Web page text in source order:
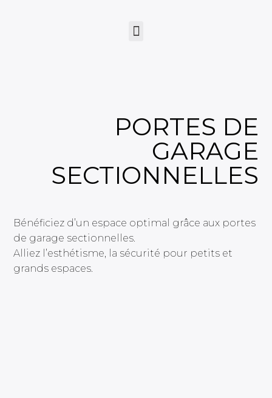
PORTES DE
GARAGE
SECTIONNELLES
Bénéficiez d’un espace optimal grâce aux portes
de garage sectionnelles.
Alliez l’esthétisme, la sécurité pour petits et
grands espaces.